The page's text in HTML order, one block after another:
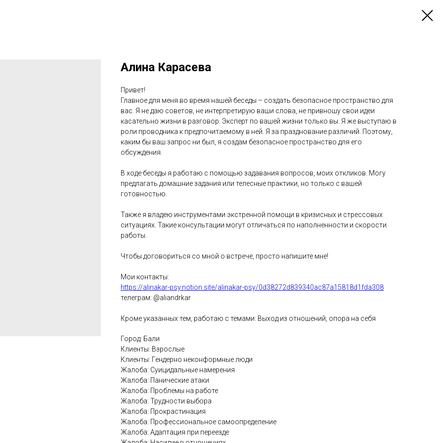
Алина Карасева
Привет!
Главное для меня во время нашей беседы – создать безопасное пространство для
вас. Я не даю советов, не интерпретирую ваши слова, не привношу свои идеи
касательно жизни в разговор. Эксперт по вашей жизни только вы. Я же выступаю в
роли проводника к предпочитаемому в ней. Я за празднование различий. Поэтому,
каким бы ваш запрос ни был, я создам безопасное пространство для его
обсуждения.
В ходе беседы я работаю с помощью задавания вопросов, моих откликов. Могу
предлагать домашние задания или телесные практики, но только с вашей
готовностью.
Также я владею инструментами экстренной помощи в кризисных и стрессовых
ситуациях. Такие консультации могут отличаться по наполненности и скорости
работы.
Чтобы договориться со мной о встрече, просто напишите мне!
Мои контакты:
https://alinakar-psy.notion.site/alinakar-psy/0d38272d839340ac87a15818d1fda308
телеграм: @aliandrkar
Кроме указанных тем, работаю с темами: Выход из отношений, опора на себя
Город: Бали
Клиенты: Взрослые
Клиенты: Гендерно неконформные люди
Жалоба: Суицидальные намерения
Жалоба: Панические атаки
Жалоба: Проблемы на работе
Жалоба: Трудности выбора
Жалоба: Прокрастинация
Жалоба: Профессиональное самоопределение
Жалоба: Адаптация при переезде